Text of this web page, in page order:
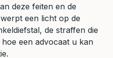
deze feiten en de
een licht op de
de straffen die
een advocaat u kan